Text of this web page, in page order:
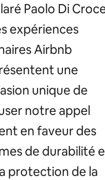
Paolo Di
expériences
Airbnb
une
unique de
notre appel
en faveur des
de durabilité
protection de la